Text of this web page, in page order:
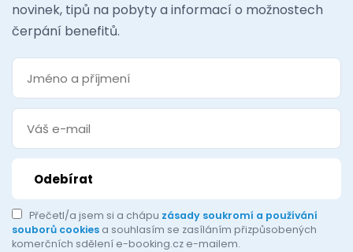
novinek, tipů na pobyty a informací o možnostech
čerpání benefitů.
Přečetl/a jsem si a chápu zásady soukromí a používání
souborů cookies a souhlasím se zasíláním přizpůsobených
komerčních sdělení e-booking.cz e-mailem.